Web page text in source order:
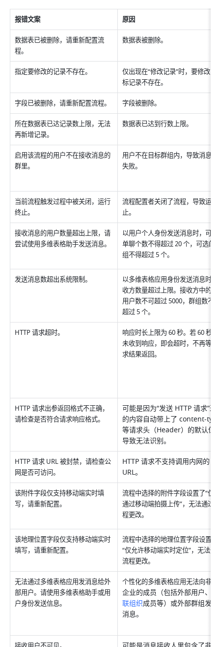
报错文案 原因
数据表已被删除，请重新配置流
程。
数据表被删除。
指定要修改的记录不存在。
仅出现在“修改记录”时，要修改的
标记录不存在。
字段已被删除，请重新配置流程。 字段被删除。
所在数据表已达记录数上限，无法
再新增记录。
数据表已达到行数上限。
启用该流程的用户不在接收消息的
群里。
用户不在目标群组内，导致消息发
失败。
当前流程触发过程中被关闭，运行
终止。
流程配置者关闭了流程，导致运行
止。
接收消息的用户数量超出上限，请
尝试使用多维表格助手发送消息。
以用户个人身份发送消息时，可选
单聊个数不得超过 20 个，可选的
组不得超过 5 个。
发送消息数超出系统限制。
以多维表格应用身份发送消息时，
收方数量超过上限。接收方中的个
用户数不可超过 5000，群组数不
超过 5 个。
HTTP 请求超时。
响应时长上限为 60 秒。若 60 秒
未收到响应，即会超时，不再等待
求结果返回。
HTTP 请求出参返回格式不正确，
请检查是否符合请求响应格式。
可能是因为“发送 HTTP 请求”返
的内容自动带上了 content-
等请求头（Header）的默认值
导致无法识别。
HTTP 请求 URL 被封禁，请检查公
网是否可访问。
HTTP 请求不支持调用内网的
URL。
该附件字段仅支持移动端实时填
写，请重新配置。
流程中选择的附件字段设置了“仅
通过移动端拍摄上传”，无法通过
程更改。
该地理位置字段仅支持移动端实时
填写，请重新配置。
流程中选择的地理位置字段设置了
“仅允许移动端实时定位”，无法通
流程更改。
无法通过多维表格应用发消息给外
部用户。请使用多维表格助手或用
户身份发送信息。
个性化的多维表格应用无法向非本
企业的成员（包括外部用户、
联组织成员等）或外部群组发送
消息。